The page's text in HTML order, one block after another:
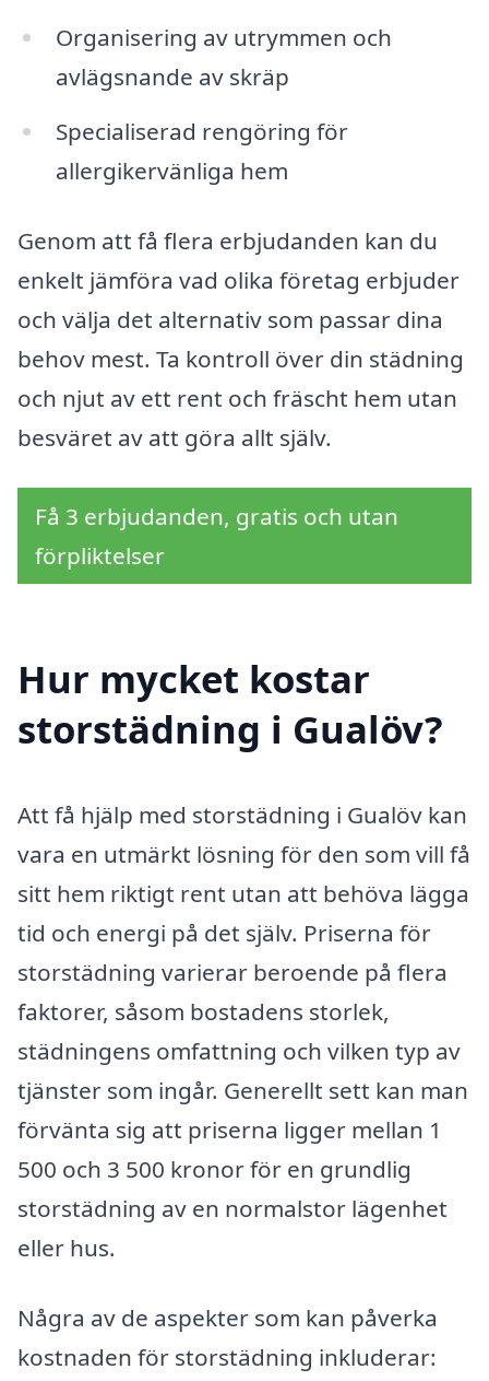
Organisering av utrymmen och
avlägsnande av skräp
Specialiserad rengöring för
allergikervänliga hem
Genom att få flera erbjudanden kan du
enkelt jämföra vad olika företag erbjuder
och välja det alternativ som passar dina
behov mest. Ta kontroll över din städning
och njut av ett rent och fräscht hem utan
besväret av att göra allt själv.
Få 3 erbjudanden, gratis och utan
förpliktelser
Hur mycket kostar
storstädning i Gualöv?
Att få hjälp med storstädning i Gualöv kan
vara en utmärkt lösning för den som vill få
sitt hem riktigt rent utan att behöva lägga
tid och energi på det själv. Priserna för
storstädning varierar beroende på flera
faktorer, såsom bostadens storlek,
städningens omfattning och vilken typ av
tjänster som ingår. Generellt sett kan man
förvänta sig att priserna ligger mellan 1
500 och 3 500 kronor för en grundlig
storstädning av en normalstor lägenhet
eller hus.
Några av de aspekter som kan påverka
kostnaden för storstädning inkluderar: